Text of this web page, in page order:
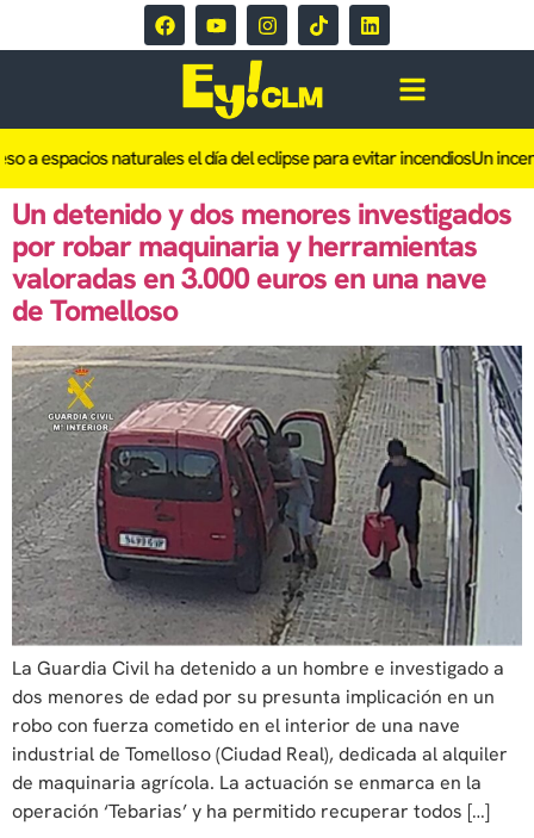
naturales el día del eclipse para evitar incendiosUn incendio de
Un detenido y dos menores investigados
por robar maquinaria y herramientas
valoradas en 3.000 euros en una nave
de Tomelloso
La Guardia Civil ha detenido a un hombre e investigado a
dos menores de edad por su presunta implicación en un
robo con fuerza cometido en el interior de una nave
industrial de Tomelloso (Ciudad Real), dedicada al alquiler
de maquinaria agrícola. La actuación se enmarca en la
operación ‘Tebarias’ y ha permitido recuperar todos […]